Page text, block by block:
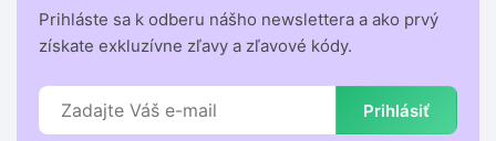
Prihláste sa k odberu nášho newslettera a ako prvý
získate exkluzívne zľavy a zľavové kódy.
Prihlásiť